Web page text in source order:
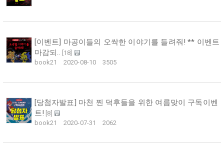
[이벤트] 마공이들의 오싹한 이야기를 들려줘! ** 이벤트
마감되.. 18
book21
2020-08-10 3505
[당첨자발표] 마천 찐 덕후들을 위한 여름맞이 구독이벤
트! 8
book21
2020-07-31 2062